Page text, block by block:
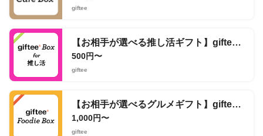
giftee
【お相手が選べる推し活ギフト】giftee Box for 推し活
500円〜
giftee
【お相手が選べるグルメギフト】giftee Foodie Box
1,000円〜
giftee